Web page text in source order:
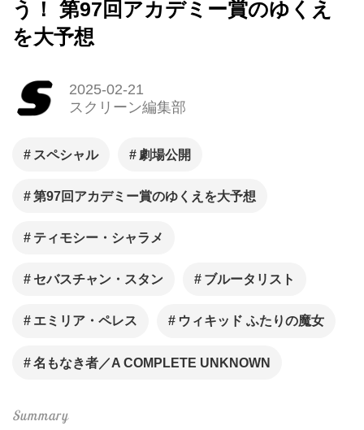
う！ 第97回アカデミー賞のゆくえ
を大予想
2025-02-21
スクリーン編集部
スペシャル 劇場公開
第97回アカデミー賞のゆくえを大予想
ティモシー・シャラメ
セバスチャン・スタン ブルータリスト
エミリア・ペレス ウィキッド ふたりの魔女
名もなき者／A COMPLETE UNKNOWN